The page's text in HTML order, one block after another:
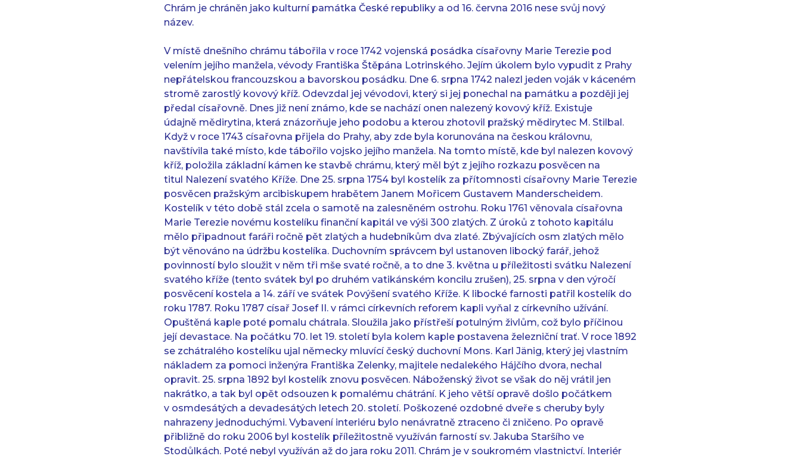
Chrám je chráněn jako kulturní památka České republiky a od 16. června 2016 nese svůj nový
název.
V místě dnešního chrámu tábořila v roce 1742 vojenská posádka císařovny Marie Terezie pod
velením jejího manžela, vévody Františka Štěpána Lotrinského. Jejím úkolem bylo vypudit z Prahy
nepřátelskou francouzskou a bavorskou posádku. Dne 6. srpna 1742 nalezl jeden voják v káceném
stromě zarostlý kovový kříž. Odevzdal jej vévodovi, který si jej ponechal na památku a později jej
předal císařovně. Dnes již není známo, kde se nachází onen nalezený kovový kříž. Existuje
údajně mědirytina, která znázorňuje jeho podobu a kterou zhotovil pražský mědirytec M. Stilbal.
Když v roce 1743 císařovna přijela do Prahy, aby zde byla korunována na českou královnu,
navštívila také místo, kde tábořilo vojsko jejího manžela. Na tomto místě, kde byl nalezen kovový
kříž, položila základní kámen ke stavbě chrámu, který měl být z jejího rozkazu posvěcen na
titul Nalezení svatého Kříže. Dne 25. srpna 1754 byl kostelík za přítomnosti císařovny Marie Terezie
posvěcen pražským arcibiskupem hrabětem Janem Mořicem Gustavem Manderscheidem.
Kostelík v této době stál zcela o samotě na zalesněném ostrohu. Roku 1761 věnovala císařovna
Marie Terezie novému kostelíku finanční kapitál ve výši 300 zlatých. Z úroků z tohoto kapitálu
mělo připadnout faráři ročně pět zlatých a hudebníkům dva zlaté. Zbývajících osm zlatých mělo
být věnováno na údržbu kostelíka. Duchovním správcem byl ustanoven libocký farář, jehož
povinností bylo sloužit v něm tři mše svaté ročně, a to dne 3. května u příležitosti svátku Nalezení
svatého kříže (tento svátek byl po druhém vatikánském koncilu zrušen), 25. srpna v den výročí
posvěcení kostela a 14. září ve svátek Povýšení svatého Kříže. K libocké farnosti patřil kostelík do
roku 1787. Roku 1787 císař Josef II. v rámci církevních reforem kapli vyňal z církevního užívání.
Opuštěná kaple poté pomalu chátrala. Sloužila jako přístřeší potulným živlům, což bylo příčinou
její devastace. Na počátku 70. let 19. století byla kolem kaple postavena železniční trať. V roce 1892
se zchátralého kostelíku ujal německy mluvící český duchovní Mons. Karl Jänig, který jej vlastním
nákladem za pomoci inženýra Františka Zelenky, majitele nedalekého Hájčího dvora, nechal
opravit. 25. srpna 1892 byl kostelík znovu posvěcen. Náboženský život se však do něj vrátil jen
nakrátko, a tak byl opět odsouzen k pomalému chátrání. K jeho větší opravě došlo počátkem
v osmdesátých a devadesátých letech 20. století. Poškozené ozdobné dveře s cheruby byly
nahrazeny jednoduchými. Vybavení interiéru bylo nenávratně ztraceno či zničeno. Po opravě
přibližně do roku 2006 byl kostelík příležitostně využíván farností sv. Jakuba Staršího ve
Stodůlkách. Poté nebyl využíván až do jara roku 2011. Chrám je v soukromém vlastnictví. Interiér